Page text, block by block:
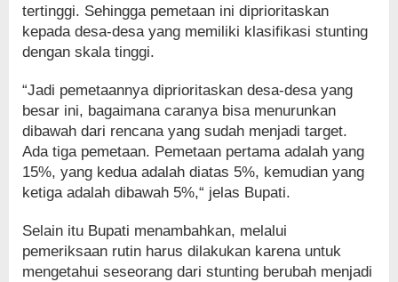
tertinggi. Sehingga pemetaan ini diprioritaskan
kepada desa-desa yang memiliki klasifikasi stunting
dengan skala tinggi.
“Jadi pemetaannya diprioritaskan desa-desa yang
besar ini, bagaimana caranya bisa menurunkan
dibawah dari rencana yang sudah menjadi target.
Ada tiga pemetaan. Pemetaan pertama adalah yang
15%, yang kedua adalah diatas 5%, kemudian yang
ketiga adalah dibawah 5%,“ jelas Bupati.
Selain itu Bupati menambahkan, melalui
pemeriksaan rutin harus dilakukan karena untuk
mengetahui seseorang dari stunting berubah menjadi